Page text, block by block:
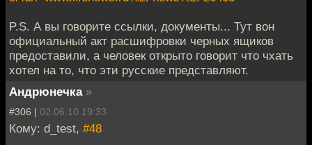
P.S. А вы говорите ссылки, документы... Тут вон
официальный акт расшифровки черных ящиков
предоставили, а человек открыто говорит что чхать
хотел на то, что эти русские представляют.
Андрюнечка »
#306 | 02.06.10 19:33
Кому: d_test, #48